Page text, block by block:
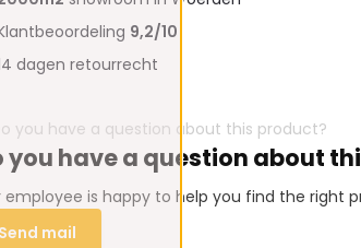
9,2/10
dagen retourrecht
you have a question about
employee is happy to help you find the right
Send mail